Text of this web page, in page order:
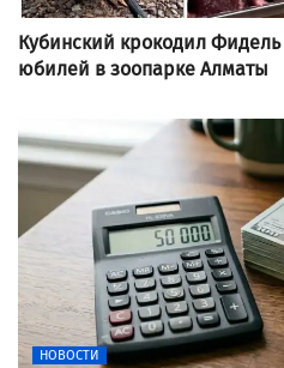
Кубинский крокодил
юбилей в зоопарке Алматы
НОВОСТИ